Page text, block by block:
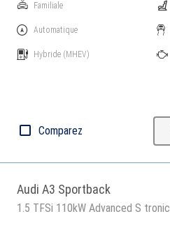
Familiale
Automatique
Hybride (MHEV)
Comparez
Audi A3 Sportback
1.5 TFSi 110kW Advanced S tronic